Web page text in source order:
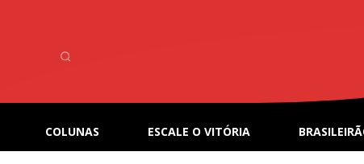
COLUNAS ESCALE O VITÓRIA